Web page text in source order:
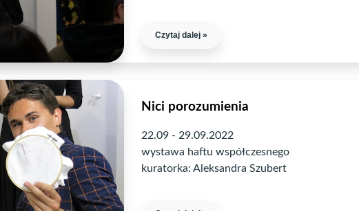
Czytaj dalej »
Nici porozumienia
22.09 - 29.09.2022
wystawa haftu współczesnego
kuratorka: Aleksandra Szubert